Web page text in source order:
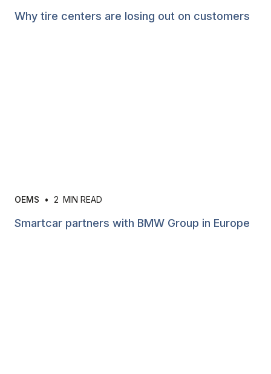
Why tire centers are losing out on customers
OEMS • 2 MIN READ
Smartcar partners with BMW Group in Europe